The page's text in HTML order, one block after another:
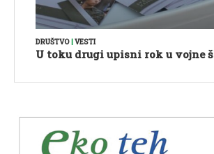
DRUŠTVO VESTI
U toku drugi upisni rok u vojne